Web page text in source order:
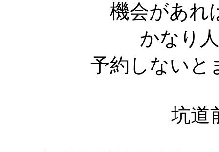
機会があれ
かなり
予約しないと
坑道